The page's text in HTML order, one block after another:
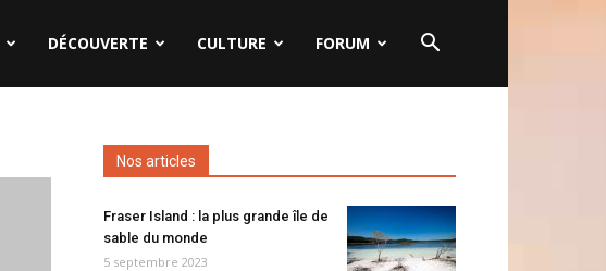
DÉCOUVERTE CULTURE FORUM
Nos articles
Fraser Island : la plus grande île de
sable du monde
5 septembre 2023